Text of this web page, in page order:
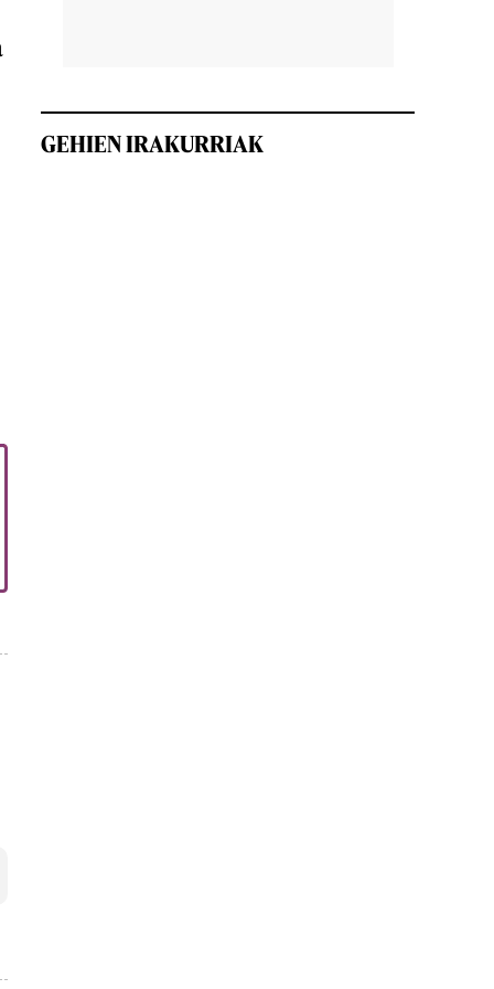
GEHIEN IRAKURRIAK